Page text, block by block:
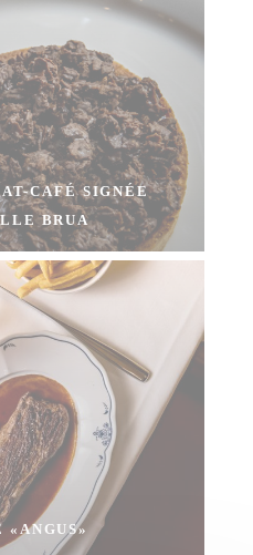
CAFÉ SIGNÉE
BRUA
«ANGUS»